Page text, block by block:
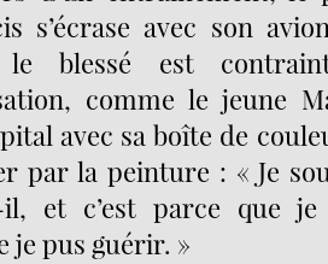
s’écrase avec son
le blessé est
comme le jeune
avec sa boîte de
par la peinture : « Je
et c’est parce que je
je pus guérir. »